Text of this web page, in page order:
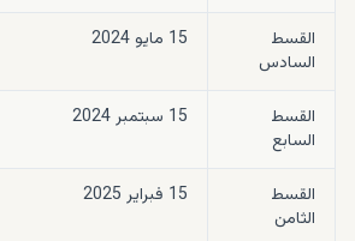
القسط
السادس
15 مايو 2024
القسط
السابع
15 سبتمبر 2024
القسط
الثامن
15 فبراير 2025